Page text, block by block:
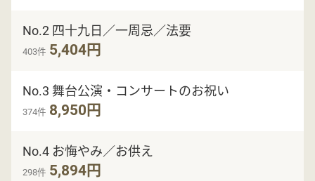
No.2 四十九日／一周忌／法要
403件 5,404円
No.3 舞台公演・コンサートのお祝い
374件 8,950円
No.4 お悔やみ／お供え
298件 5,894円